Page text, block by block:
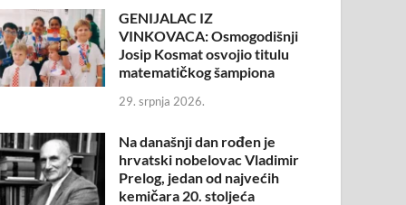
GENIJALAC IZ
VINKOVACA: Osmogodišnji
Josip Kosmat osvojio titulu
matematičkog šampiona
29. srpnja 2026.
Na današnji dan rođen je
hrvatski nobelovac Vladimir
Prelog, jedan od najvećih
kemičara 20. stoljeća